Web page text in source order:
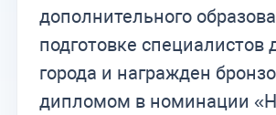
дополнительного
подготовке специалистов
города и награжден
дипломом в номинации